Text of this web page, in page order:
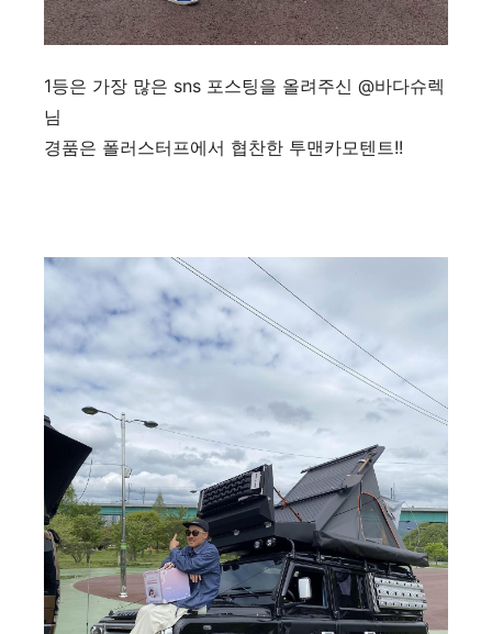
1등은 가장 많은 sns 포스팅을 올려주신 @바다슈렉
님
경품은 폴러스터프에서 협찬한 투맨카모텐트!!